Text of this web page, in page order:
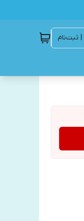
| ثبت‌نام